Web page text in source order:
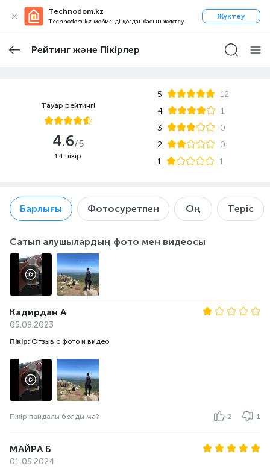
Technodom.kz
Technodom.kz мобильді қолданбасын жүктеу
Жүктеу
Рейтинг және Пікірлер
Барлығы Фотосуретпен Оң Теріс
Сатып алушылардың фото мен видеосы
Кадирдан А
05.09.2023
Пікір: Отзыв с фото и видео
Пікір пайдалы болды ма? 2 1
МАЙРА Б
01.05.2024
Тауар рейтингі
4.6/5
14 пікір
5
12
4
1
3
0
2
0
1
1